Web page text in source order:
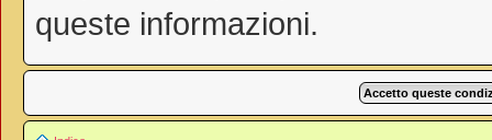
queste informazioni.